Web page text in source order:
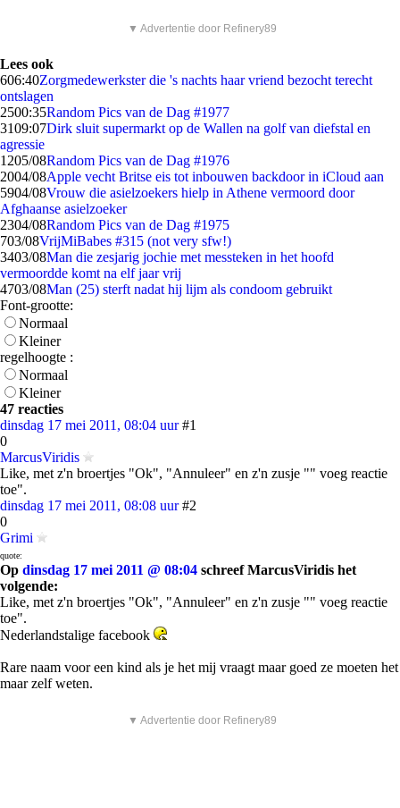
▼ Advertentie door Refinery89
Lees ook
606:40Zorgmedewerkster die 's nachts haar vriend bezocht terecht
ontslagen
2500:35Random Pics van de Dag #1977
3109:07Dirk sluit supermarkt op de Wallen na golf van diefstal en
agressie
1205/08Random Pics van de Dag #1976
2004/08Apple vecht Britse eis tot inbouwen backdoor in iCloud aan
5904/08Vrouw die asielzoekers hielp in Athene vermoord door
Afghaanse asielzoeker
2304/08Random Pics van de Dag #1975
703/08VrijMiBabes #315 (not very sfw!)
3403/08Man die zesjarig jochie met messteken in het hoofd
vermoordde komt na elf jaar vrij
4703/08Man (25) sterft nadat hij lijm als condoom gebruikt
Font-grootte:
Normaal
Kleiner
regelhoogte :
Normaal
Kleiner
47 reacties
dinsdag 17 mei 2011, 08:04 uur #1
0
MarcusViridis
Like, met z'n broertjes "Ok", "Annuleer" en z'n zusje "" voeg reactie
toe".
dinsdag 17 mei 2011, 08:08 uur #2
0
Grimi
quote:
Op dinsdag 17 mei 2011 @ 08:04 schreef MarcusViridis het
volgende:
Like, met z'n broertjes "Ok", "Annuleer" en z'n zusje "" voeg reactie
toe".
Nederlandstalige facebook
Rare naam voor een kind als je het mij vraagt maar goed ze moeten het
maar zelf weten.
▼ Advertentie door Refinery89